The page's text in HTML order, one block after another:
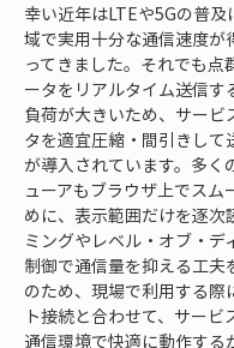
幸い近年はLTEや5Gの普
域で実用十分な通信速度が
ってきました。それでも点
ータをリアルタイム送信す
負荷が大きいため、サービ
タを適宜圧縮・間引きして
が導入されています。多く
ューアもブラウザ上でスム
めに、表示範囲だけを逐次
ミングやレベル・オブ・デ
制御で通信量を抑える工夫
のため、現場で利用する際
ト接続と合わせて、サービ
通信環境で快適に動作する